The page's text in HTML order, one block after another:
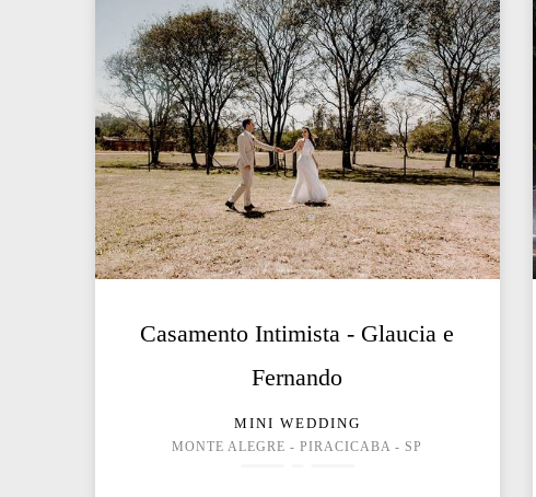
Casamento Intimista - Glaucia e
Fernando
MINI WEDDING
MONTE ALEGRE - PIRACICABA - SP